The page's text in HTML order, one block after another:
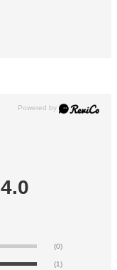
4.0
(0)
(1)